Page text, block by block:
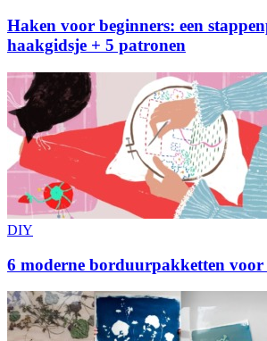
Haken voor beginners: een
haakgidsje + 5 patronen
DIY
6 moderne borduurpakketten voor